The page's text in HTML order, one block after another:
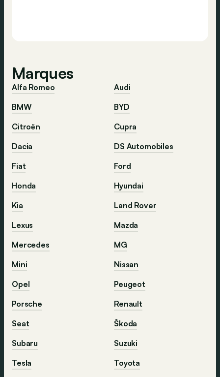
Marques
Alfa Romeo
Audi
BMW
BYD
Citroën
Cupra
Dacia
DS Automobiles
Fiat
Ford
Honda
Hyundai
Kia
Land Rover
Lexus
Mazda
Mercedes
MG
Mini
Nissan
Opel
Peugeot
Porsche
Renault
Seat
Škoda
Subaru
Suzuki
Tesla
Toyota